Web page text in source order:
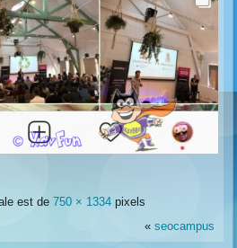
est de 750 × 1334 pixels
« seocampus